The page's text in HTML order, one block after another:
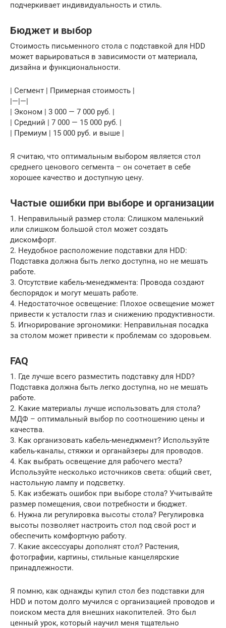
подчеркивает индивидуальность и стиль.
Бюджет и выбор
Стоимость письменного стола с подставкой для HDD
может варьироваться в зависимости от материала,
дизайна и функциональности.
| Сегмент | Примерная стоимость |
|—|—|
| Эконом | 3 000 — 7 000 руб. |
| Средний | 7 000 — 15 000 руб. |
| Премиум | 15 000 руб. и выше |
Я считаю, что оптимальным выбором является стол
среднего ценового сегмента – он сочетает в себе
хорошее качество и доступную цену.
Частые ошибки при выборе и организации
1. Неправильный размер стола: Слишком маленький
или слишком большой стол может создать
дискомфорт.
2. Неудобное расположение подставки для HDD:
Подставка должна быть легко доступна, но не мешать
работе.
3. Отсутствие кабель-менеджмента: Провода создают
беспорядок и могут мешать работе.
4. Недостаточное освещение: Плохое освещение может
привести к усталости глаз и снижению продуктивности.
5. Игнорирование эргономики: Неправильная посадка
за столом может привести к проблемам со здоровьем.
FAQ
1. Где лучше всего разместить подставку для HDD?
Подставка должна быть легко доступна, но не мешать
работе.
2. Какие материалы лучше использовать для стола?
МДФ – оптимальный выбор по соотношению цены и
качества.
3. Как организовать кабель-менеджмент? Используйте
кабель-каналы, стяжки и органайзеры для проводов.
4. Как выбрать освещение для рабочего места?
Используйте несколько источников света: общий свет,
настольную лампу и подсветку.
5. Как избежать ошибок при выборе стола? Учитывайте
размер помещения, свои потребности и бюджет.
6. Нужна ли регулировка высоты стола? Регулировка
высоты позволяет настроить стол под свой рост и
обеспечить комфортную работу.
7. Какие аксессуары дополнят стол? Растения,
фотографии, картины, стильные канцелярские
принадлежности.
Я помню, как однажды купил стол без подставки для
HDD и потом долго мучился с организацией проводов и
поиском места для внешних накопителей. Это был
ценный урок, который научил меня тщательно